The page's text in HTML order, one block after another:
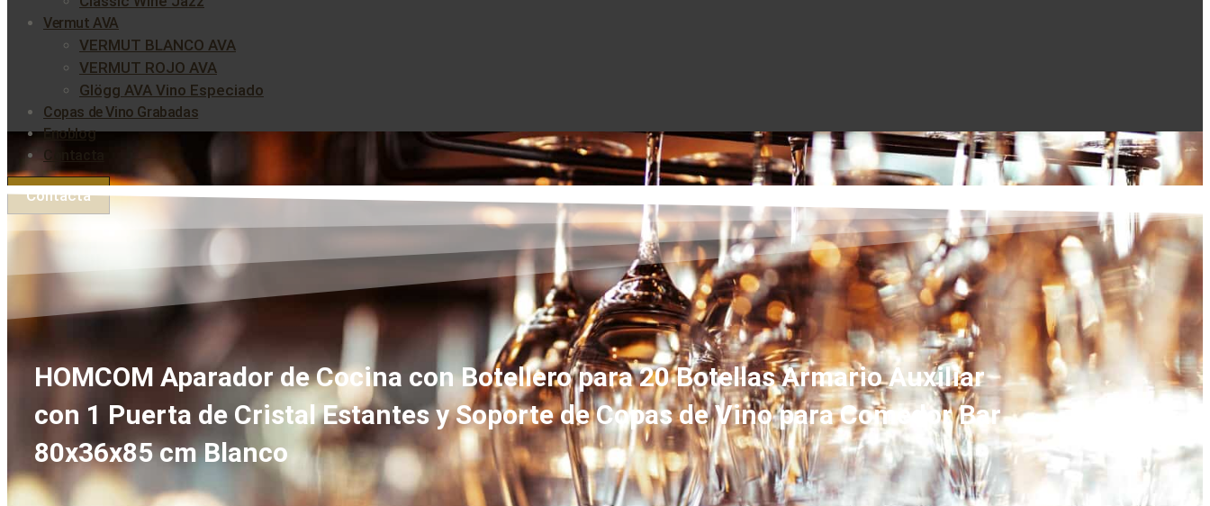
Vermut AVA
VERMUT BLANCO AVA
VERMUT ROJO AVA
Glögg AVA Vino Especiado
Copas de Vino Grabadas
Enoblog
Contacta
Contacta
HOMCOM Aparador de Cocina con Botellero para 20 Botellas Armario Auxiliar
con 1 Puerta de Cristal Estantes y Soporte de Copas de Vino para Comedor Bar
80x36x85 cm Blanco